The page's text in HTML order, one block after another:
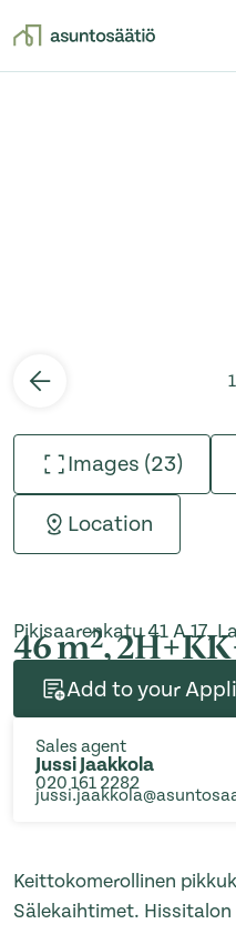
Images (23)
Location
Pikisaarenkatu 41 A 17,
46 m2,
Add to your
Sales agent
Jussi Jaakkola
020 161 2282
Keittokomerollinen
Sälekaihtimet.